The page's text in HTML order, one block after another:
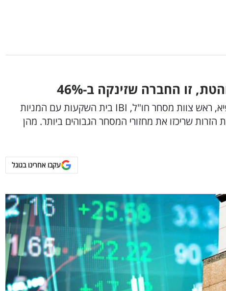
זו החברה שזינקה ב-46%
המניות הפופולאריות ביותר בחודש אפריל: עדן אבואלעפיא, ראש צוות מסחר חו"ל, IBI בית השקעות עם המניות
שריכזו את מחזורי המסחר הגבוהים ביותר. מהן
עקבו אחרינו בגוגל